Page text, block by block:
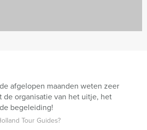
afgelopen maanden weten zeer
organisatie van het uitje, het
begeleiding!
Tour Guides?